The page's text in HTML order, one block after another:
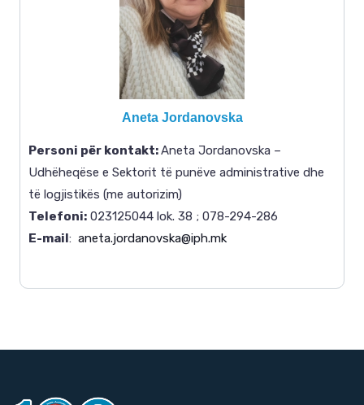
Aneta Jordanovska
Personi për kontakt:Aneta Jordanovska –
Udhëheqëse e Sektorit të punëve administrative dhe
të logjistikës (me autorizim)
Telefoni: 023125044 lok. 38 ; 078-294-286
E-mail: aneta.jordanovska@iph.mk